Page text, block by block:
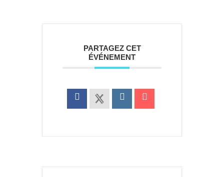
PARTAGEZ CET
ÉVÉNEMENT